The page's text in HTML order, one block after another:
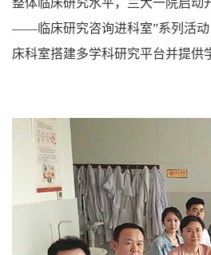
整体临床研究水平，兰大一院启动
——临床研究咨询进科室”系列活动
床科室搭建多学科研究平台并提供